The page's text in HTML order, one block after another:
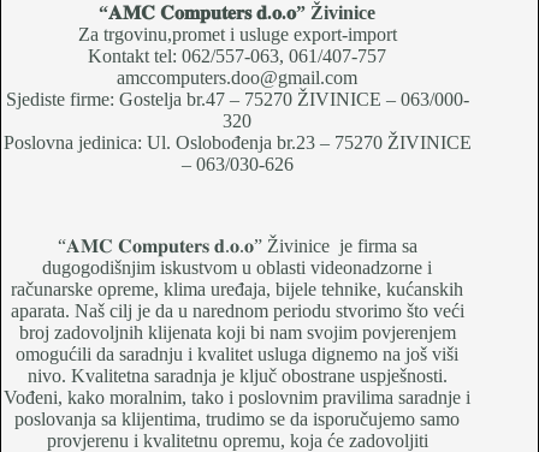
“𝐀𝐌𝐂 𝐂𝐨𝐦𝐩𝐮𝐭𝐞𝐫𝐬 𝐝.𝐨.𝐨” Živinice
Za trgovinu,promet i usluge export-import
Kontakt tel: 062/557-063, 061/407-757
amccomputers.doo@gmail.com
Sjediste firme: Gostelja br.47 – 75270 ŽIVINICE – 063/000-
320
Poslovna jedinica: Ul. Oslobođenja br.23 – 75270 ŽIVINICE
– 063/030-626
“𝐀𝐌𝐂 𝐂𝐨𝐦𝐩𝐮𝐭𝐞𝐫𝐬 𝐝.𝐨.𝐨” Živinice je firma sa
dugogodišnjim iskustvom u oblasti videonadzorne i
računarske opreme, klima uređaja, bijele tehnike, kućanskih
aparata. Naš cilj je da u narednom periodu stvorimo što veći
broj zadovoljnih klijenata koji bi nam svojim povjerenjem
omogućili da saradnju i kvalitet usluga dignemo na još viši
nivo. Kvalitetna saradnja je ključ obostrane uspješnosti.
Vođeni, kako moralnim, tako i poslovnim pravilima saradnje i
poslovanja sa klijentima, trudimo se da isporučujemo samo
provjerenu i kvalitetnu opremu, koja će zadovoljiti